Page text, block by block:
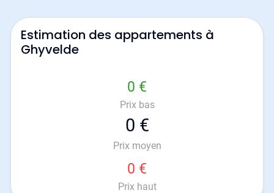
Estimation des appartements à
Ghyvelde
0 €
Prix bas
0 €
Prix moyen
0 €
Prix haut